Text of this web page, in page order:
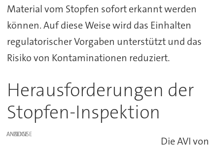
Material vom Stopfen sofort erkannt werden
können. Auf diese Weise wird das Einhalten
regulatorischer Vorgaben unterstützt und das
Risiko von Kontaminationen reduziert.
Herausforderungen der
Stopfen-Inspektion
ANZEIGE
Die AVI von